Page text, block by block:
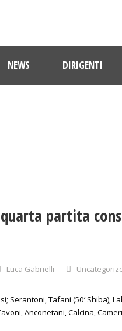
NEWS DIRIGENTI
partita
Luca Gabrielli
Serantoni, Tafani (50′ Shiba),
Anconetani, Calcina,